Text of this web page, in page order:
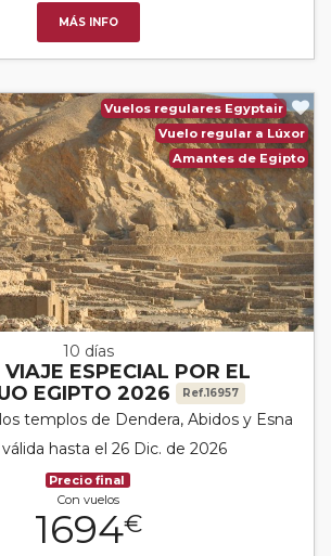
MÁS INFO
Vuelos regulares Egyptair
Vuelo regular a Lúxor
Amantes de Egipto
10 días
VIAJE ESPECIAL POR EL
EGIPTO 2026
Ref.16957
templos de Dendera, Abidos y Esna
hasta el 26 Dic. de 2026
Precio final
Con vuelos
1694€